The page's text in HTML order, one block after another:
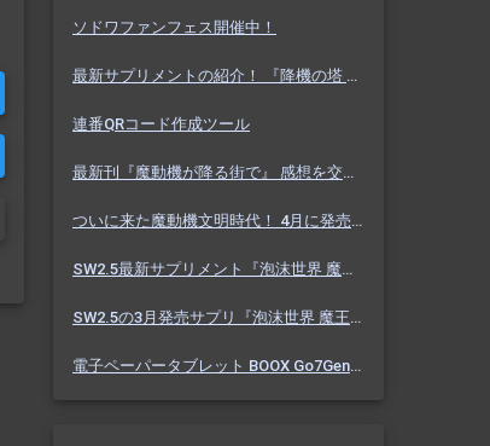
ソドワファンフェス開催中！
最新サプリメントの紹介！ 『降機の塔 ヴァセーゴ』 魔動機好きなら必見！ 随伴魔動機と旅に出よう！
連番QRコード作成ツール
最新刊『魔動機が降る街で』 感想を交えて紹介します！ 魔動機テーマの小説！ おもしろいデータも多数！
ついに来た魔動機文明時代！ 4月に発売のソドワ最新刊 『魔動機が降る街で』 紹介・予想・考察！
SW2.5最新サプリメント『泡沫世界 魔王宮殿』 バーっと読んだ感想を交えて紹介します！！
SW2.5の3月発売サプリ『泡沫世界 魔王宮殿』 これまでにわかった内容を予想を交えて紹介
電子ペーパータブレット BOOX Go7Gen2 購入しました【Eink】